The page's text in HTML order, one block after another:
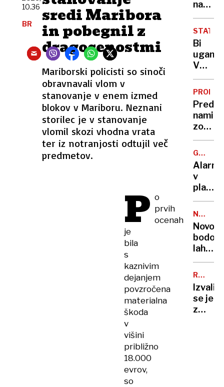
sredi Maribora
in pobegnil z
dragocenostmi
Mariborski policisti so sinoči
obravnavali vlom v
stanovanje v enem izmed
blokov v Mariboru. Neznani
storilec je v stanovanje
vlomil skozi vhodna vrata
ter iz notranjosti odtujil več
predmetov.
10.36
BR
P o
prvih
ocenah
je
bila
s
kaznivim
dejanjem
povzročena
materialna
škoda
v
višini
približno
18.000
evrov,
so
za
selfi
bivši
na
policija
doslej
prijela
dva
dva
še
iščejo
Bi
V
še
danes
živi
več
in ja,
tudi
nekaj
Pred
nami
zopet
zelo
konec
tedna
GORSKI
Alarm
v
kočah:
»Če
bo
šlo
tako
naprej,
bo
vode
bodo
lahko
že v
MOTNJA
Izvalil
se je
z